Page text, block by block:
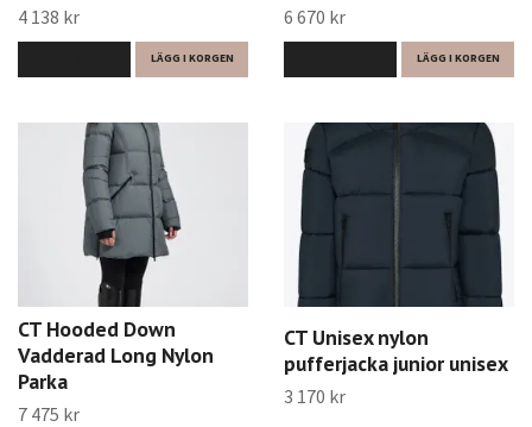
4 138 kr
LÄGG I KORGEN
6 670 kr
LÄGG I KORGEN
CT Hooded Down
Vadderad Long Nylon
Parka
7 475 kr
CT Unisex nylon
pufferjacka junior unisex
3 170 kr